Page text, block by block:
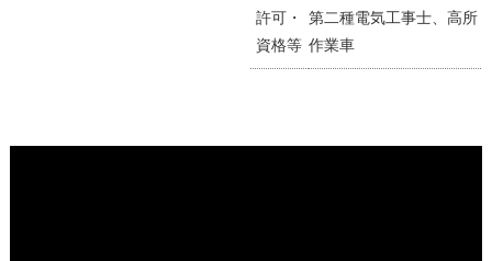
許可・
資格等
第二種電気工事士、高所
作業車